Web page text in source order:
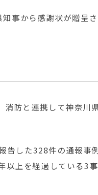
事から感謝状が贈呈
防と連携して神奈川
した328件の通報事
上を経過している3